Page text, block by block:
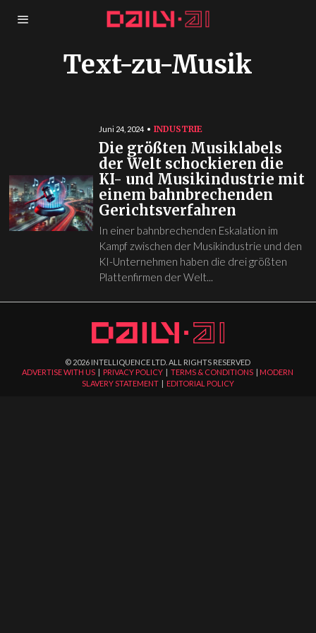
Text-zu-Musik
Juni 24, 2024 INDUSTRIE
Die größten Musiklabels
der Welt schockieren die
KI- und Musikindustrie mit
einem bahnbrechenden
Gerichtsverfahren
In einer bahnbrechenden Eskalation im
Kampf zwischen der Musikindustrie und den
KI-Unternehmen haben die drei größten
Plattenfirmen der Welt...
© 2026 INTELLIQUENCE LTD. ALL RIGHTS RESERVED
ADVERTISE WITH US | PRIVACY POLICY |TERMS & CONDITIONS | MODERN
SLAVERY STATEMENT| EDITORIAL POLICY